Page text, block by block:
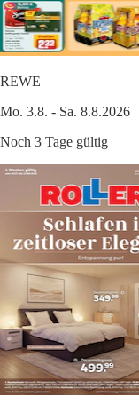
REWE
Mo. 3.8. - Sa. 8.8.2026
Noch 3 Tage gültig